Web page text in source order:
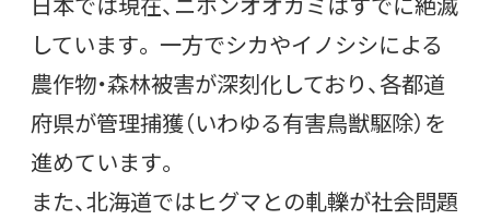
しています。 一方でシカやイノシシによる
農作物・森林被害が深刻化しており、各都道
府県が管理捕獲（いわゆる有害鳥獣駆除）を
進めています。
また、北海道ではヒグマとの軋轢が社会問題